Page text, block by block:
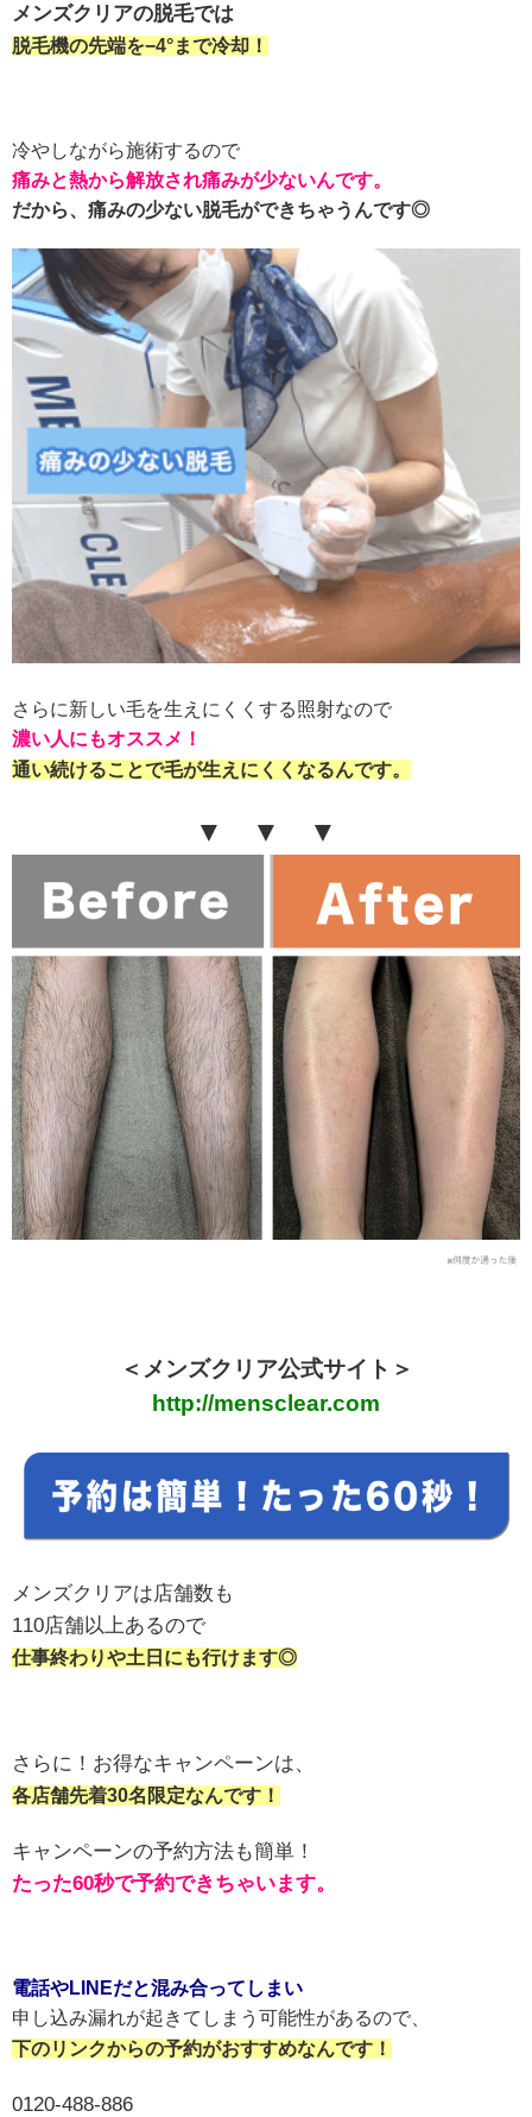
メンズクリアの脱毛では
脱毛機の先端を−4°まで冷却！
冷やしながら施術するので
痛みと熱から解放され痛みが少ないんです。
だから、痛みの少ない脱毛ができちゃうんです◎
さらに新しい毛を生えにくくする照射なので
濃い人にもオススメ！
通い続けることで毛が生えにくくなるんです。
▼ ▼ ▼
＜メンズクリア公式サイト＞
http://mensclear.com
メンズクリアは店舗数も
110店舗以上あるので
仕事終わりや土日にも行けます◎
さらに！お得なキャンペーンは、
各店舗先着30名限定なんです！
キャンペーンの予約方法も簡単！
たった60秒で予約できちゃいます。
電話やLINEだと混み合ってしまい
申し込み漏れが起きてしまう可能性があるので、
下のリンクからの予約がおすすめなんです！
0120-488-886